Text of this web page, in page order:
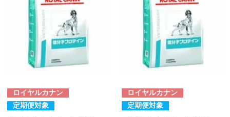
ロイヤルカナン
定期便対象
ロイヤルカナン
定期便対象